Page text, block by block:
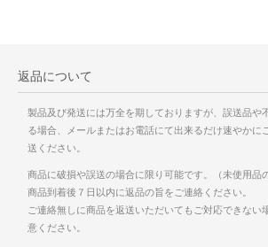
返品について
製品及び発送には万全を期しておりますが、誤送品や
る場合、メールまたはお電話にて出来るだけ速やかに
送ください。
商品に破損や誤送の場合に限り可能です。（未使用品
商品到着後７日以内に返品の旨をご連絡ください。
ご連絡無しに商品を返送いただいてもご対応できない
意ください。